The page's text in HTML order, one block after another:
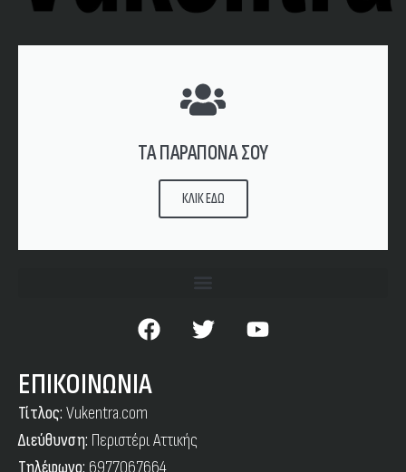
ΤΑ ΠΑΡΑΠΟΝΑ ΣΟΥ
ΚΛΙΚ ΕΔΩ
ΕΠΙΚΟΙΝΩΝΙΑ
Τίτλος: Vukentra.com
Διεύθυνση: Περιστέρι Αττικής
Τηλέφωνο: 6977067664